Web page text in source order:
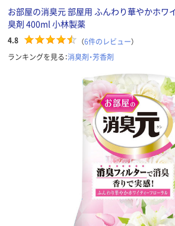
お部屋の消臭元 部屋用 ふんわり華やかホワ
臭剤 400ml 小林製薬
4.8 （6件のレビュー）
ランキングを見る：消臭剤・芳香剤